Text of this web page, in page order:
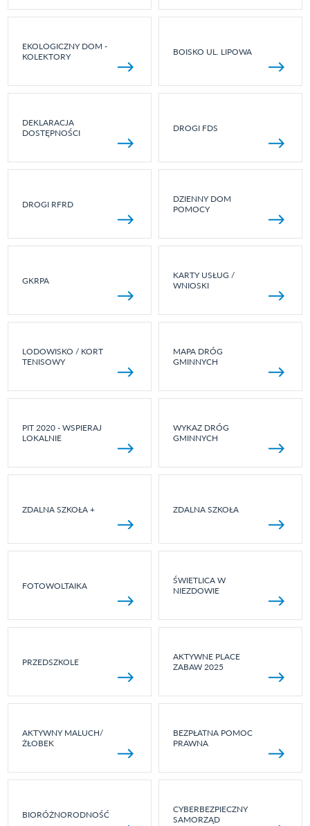
EKOLOGICZNY DOM -
KOLEKTORY
BOISKO UL. LIPOWA
DEKLARACJA
DOSTĘPNOŚCI
DROGI FDS
DROGI RFRD
DZIENNY DOM
POMOCY
GKRPA
KARTY USŁUG /
WNIOSKI
LODOWISKO / KORT
TENISOWY
MAPA DRÓG
GMINNYCH
PIT 2020 - WSPIERAJ
LOKALNIE
WYKAZ DRÓG
GMINNYCH
ZDALNA SZKOŁA + ZDALNA SZKOŁA
FOTOWOLTAIKA
ŚWIETLICA W
NIEZDOWIE
PRZEDSZKOLE
AKTYWNE PLACE
ZABAW 2025
AKTYWNY MALUCH/
ŻŁOBEK
BEZPŁATNA POMOC
PRAWNA
BIORÓŻNORODNOŚĆ
CYBERBEZPIECZNY
SAMORZĄD